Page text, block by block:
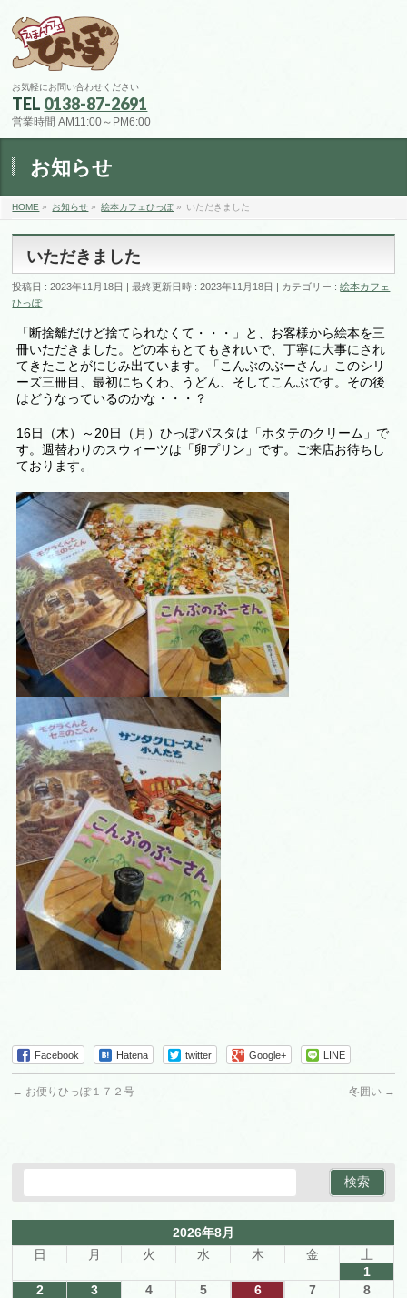
お気軽にお問い合わせください
TEL 0138-87-2691
営業時間 AM11:00～PM6:00
お知らせ
HOME » お知らせ » 絵本カフェひっぽ» いただきました
いただきました
投稿日 : 2023年11月18日 最終更新日時 : 2023年11月18日 カテゴリー :絵本カフェ
ひっぽ
「断捨離だけど捨てられなくて・・・」と、お客様から絵本を三
冊いただきました。どの本もとてもきれいで、丁寧に大事にされ
てきたことがにじみ出ています。「こんぶのぶーさん」このシリ
ーズ三冊目、最初にちくわ、うどん、そしてこんぶです。その後
はどうなっているのかな・・・？
16日（木）～20日（月）ひっぽパスタは「ホタテのクリーム」で
す。週替わりのスウィーツは 「卵プリン 」です。ご来店お待ちし
ております。
Facebook Hatena twitter Google+ LINE
← お便りひっぽ１７２号 冬囲い →
2026年8月
日
月 火 水 木 金
土
1
2
3 4 5 6 7
8